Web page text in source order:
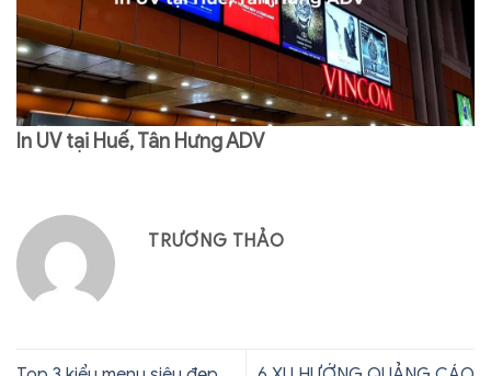
In UV tại Huế, Tân Hưng ADV
TRƯƠNG THẢO